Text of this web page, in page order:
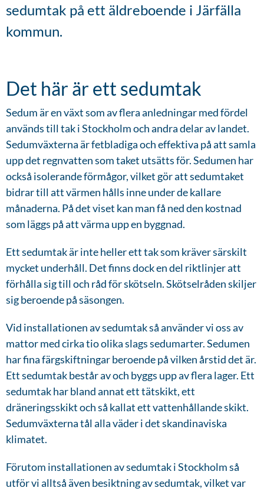
sedumtak på ett äldreboende i Järfälla
kommun.
Det här är ett sedumtak
Sedum är en växt som av flera anledningar med fördel
används till tak i Stockholm och andra delar av landet.
Sedumväxterna är fetbladiga och effektiva på att samla
upp det regnvatten som taket utsätts för. Sedumen har
också isolerande förmågor, vilket gör att sedumtaket
bidrar till att värmen hålls inne under de kallare
månaderna. På det viset kan man få ned den kostnad
som läggs på att värma upp en byggnad.
Ett sedumtak är inte heller ett tak som kräver särskilt
mycket underhåll. Det finns dock en del riktlinjer att
förhålla sig till och råd för skötseln. Skötselråden skiljer
sig beroende på säsongen.
Vid installationen av sedumtak så använder vi oss av
mattor med cirka tio olika slags sedumarter. Sedumen
har fina färgskiftningar beroende på vilken årstid det är.
Ett sedumtak består av och byggs upp av flera lager. Ett
sedumtak har bland annat ett tätskikt, ett
dräneringsskikt och så kallat ett vattenhållande skikt.
Sedumväxterna tål alla väder i det skandinaviska
klimatet.
Förutom installationen av sedumtak i Stockholm så
utför vi alltså även besiktning av sedumtak, vilket var